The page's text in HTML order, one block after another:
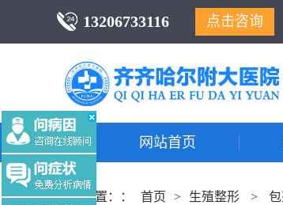
13206733116 点击咨询
网站首页
当前位置：： 首页 > 生殖整形 >